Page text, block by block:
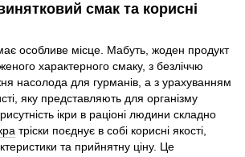
смак та корисні
особливе місце. Мабуть, жоден продукт
характерного смаку, з безліччю
насолода для гурманів, а з урахуванням
яку представляють для організму
ікри в раціоні людини складно
тріски поєднує в собі корисні якості,
та прийнятну ціну. Це